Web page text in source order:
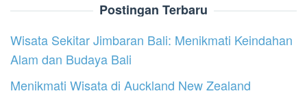
Postingan Terbaru
Wisata Sekitar Jimbaran Bali: Menikmati Keindahan
Alam dan Budaya Bali
Menikmati Wisata di Auckland New Zealand